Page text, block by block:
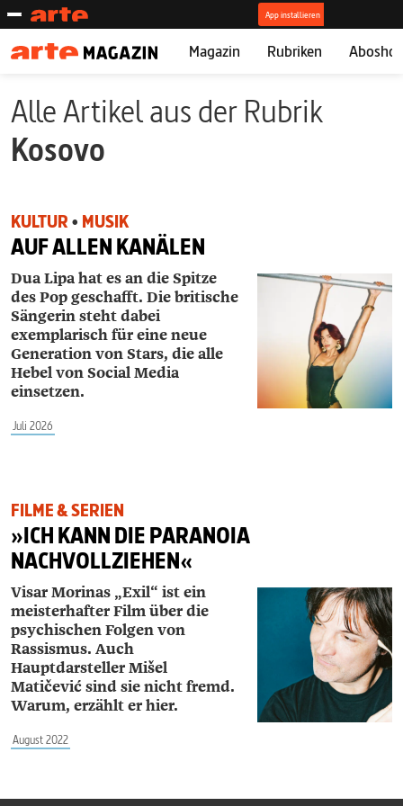
Magazin Rubriken
Alle Artikel aus der Rubrik
Kosovo
KULTUR • MUSIK
AUF ALLEN KANÄLEN
Dua Lipa hat es an die Spitze
des Pop geschafft. Die britische
Sängerin steht dabei
exemplarisch für eine neue
Generation von Stars, die alle
Hebel von Social Media
einsetzen.
Juli 2026
FILME & SERIEN
»ICH KANN DIE PARANOIA
NACHVOLLZIEHEN«
Visar Morinas „Exil“ ist ein
meisterhafter Film über die
psychischen Folgen von
Rassismus. Auch
Hauptdarsteller Mišel
Matičević sind sie nicht fremd.
Warum, erzählt er hier.
August 2022